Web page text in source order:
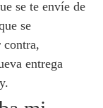
se te envíe de
se
contra,
entrega